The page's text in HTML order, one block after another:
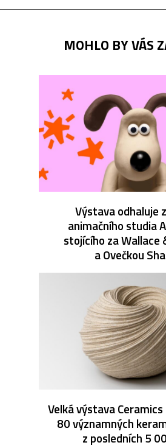
MOHLO BY VÁS
Výstava odhaluje
animačního studia
stojícího za Wallace
a Ovečkou
Velká výstava
80 významných
z posledních 5